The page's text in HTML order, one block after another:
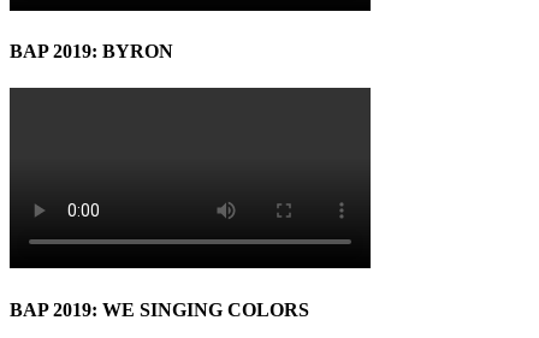
BAP 2019: BYRON
BAP 2019: WE SINGING COLORS